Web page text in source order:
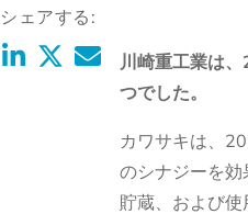
シェアする:
川崎重工業は
つでした。
カワサキは、
のシナジーを効
貯蔵、および使